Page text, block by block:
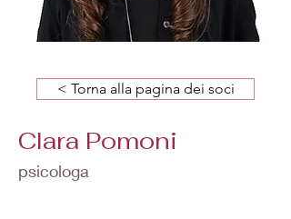
< Torna alla pagina dei soci
Clara Pomoni
psicologa